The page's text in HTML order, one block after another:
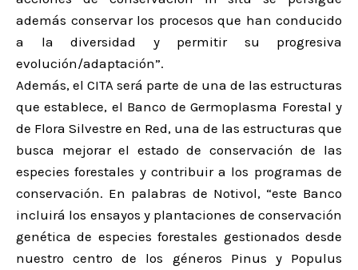
además conservar los procesos que han conducido
a la diversidad y permitir su progresiva
evolución/adaptación”.
Además, el CITA será parte de una de las estructuras
que establece, el Banco de Germoplasma Forestal y
de Flora Silvestre en Red, una de las estructuras que
busca mejorar el estado de conservación de las
especies forestales y contribuir a los programas de
conservación. En palabras de Notivol, “este Banco
incluirá los ensayos y plantaciones de conservación
genética de especies forestales gestionados desde
nuestro centro de los géneros Pinus y Populus